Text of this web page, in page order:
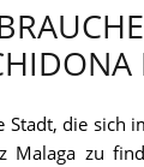
Stadt, die sich
Malaga zu